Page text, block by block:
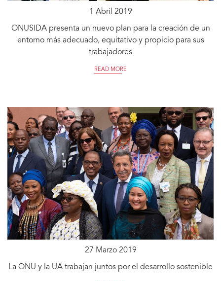
1 Abril 2019
ONUSIDA presenta un nuevo plan para la creación de un
entorno más adecuado, equitativo y propicio para sus
trabajadores
READ MORE
27 Marzo 2019
La ONU y la UA trabajan juntos por el desarrollo sostenible